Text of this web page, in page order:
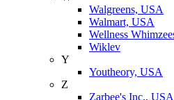
Walgreens, USA
Walmart, USA
Wellness
Wiklev
Y
Youtheory, USA
Z
Zarbee's Inc., USA